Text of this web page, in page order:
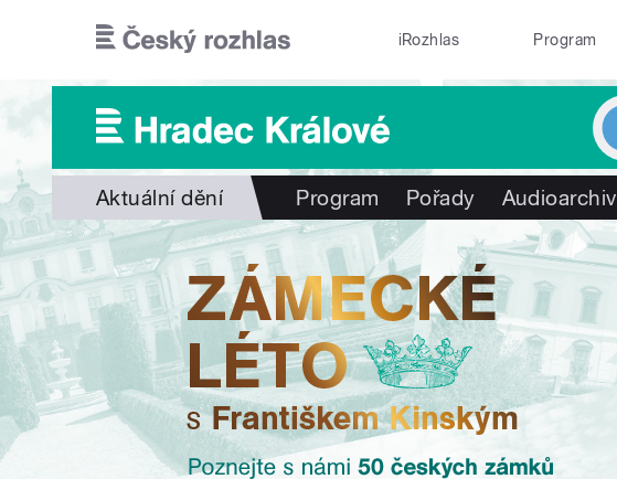
iRozhlas Program
Aktuální dění Program Pořady Audioarchiv